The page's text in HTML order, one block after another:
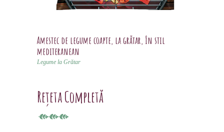
Amestec de legume coapte, la grătar, în stil
mediteranean
Legume la Grătar
Rețeta Completă